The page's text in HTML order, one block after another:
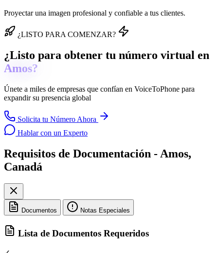
Proyectar una imagen profesional y confiable a tus clientes.
¿LISTO PARA COMENZAR?
¿Listo para obtener tu número virtual en
Amos?
Únete a miles de empresas que confían en VoiceToPhone para
expandir su presencia global
Solicita tu Número Ahora
Hablar con un Experto
Requisitos de Documentación - Amos,
Canadá
Documentos Notas Especiales
Lista de Documentos Requeridos